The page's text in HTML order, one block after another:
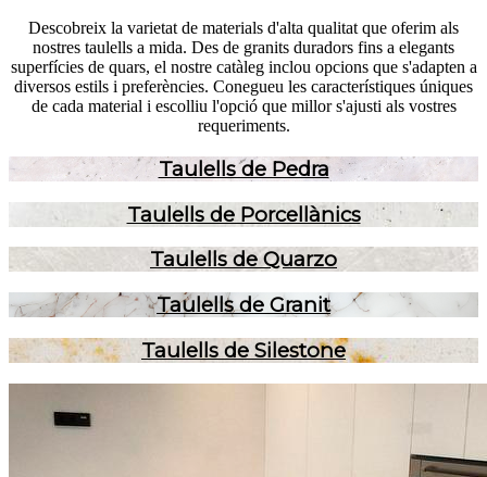
Descobreix la varietat de materials d'alta qualitat que oferim als
nostres taulells a mida. Des de granits duradors fins a elegants
superfícies de quars, el nostre catàleg inclou opcions que s'adapten a
diversos estils i preferències. Conegueu les característiques úniques
de cada material i escolliu l'opció que millor s'ajusti als vostres
requeriments.
Taulells de Pedra
Taulells de Porcellànics
Taulells de Quarzo
Taulells de Granit
Taulells de Silestone